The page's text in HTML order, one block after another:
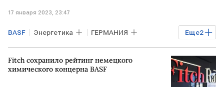
17 января 2023, 23:47
Еще2
BASF Энергетика ГЕРМАНИЯ
энергокризис убытки
Fitch сохранило рейтинг немецкого
химического концерна BASF